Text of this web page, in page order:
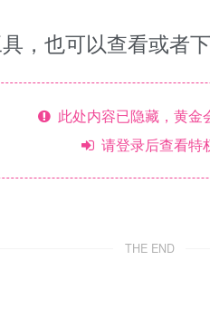
，也可以查看或者
此处内容已隐藏，黄金
请登录后查看特
THE END